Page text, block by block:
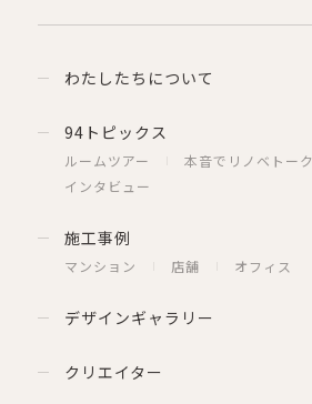
わたしたちについて
94トピックス
ルームツアー 本音でリノベトーク
インタビュー
施工事例
マンション 店舗 オフィス
デザインギャラリー
クリエイター